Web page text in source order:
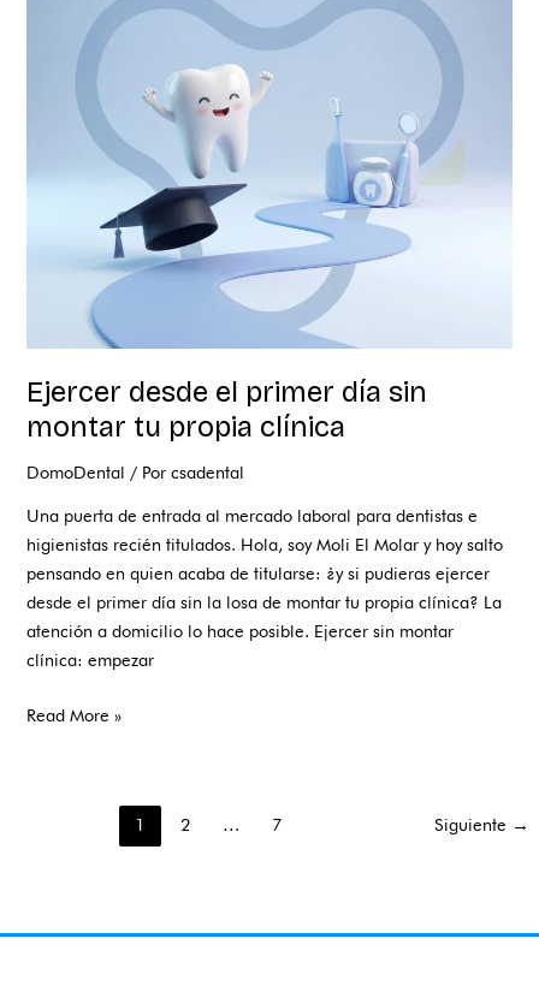
Ejercer desde el primer día sin
montar tu propia clínica
DomoDental / Porcsadental
Una puerta de entrada al mercado laboral para dentistas e
higienistas recién titulados. Hola, soy Moli El Molar y hoy salto
pensando en quien acaba de titularse: ¿y si pudieras ejercer
desde el primer día sin la losa de montar tu propia clínica? La
atención a domicilio lo hace posible. Ejercer sin montar
clínica: empezar
Read More »
1 2 … 7 Siguiente →